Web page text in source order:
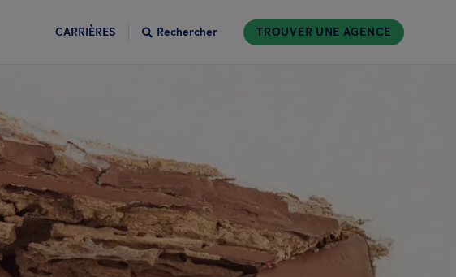
CARRIÈRES Rechercher TROUVER UNE AGENCE